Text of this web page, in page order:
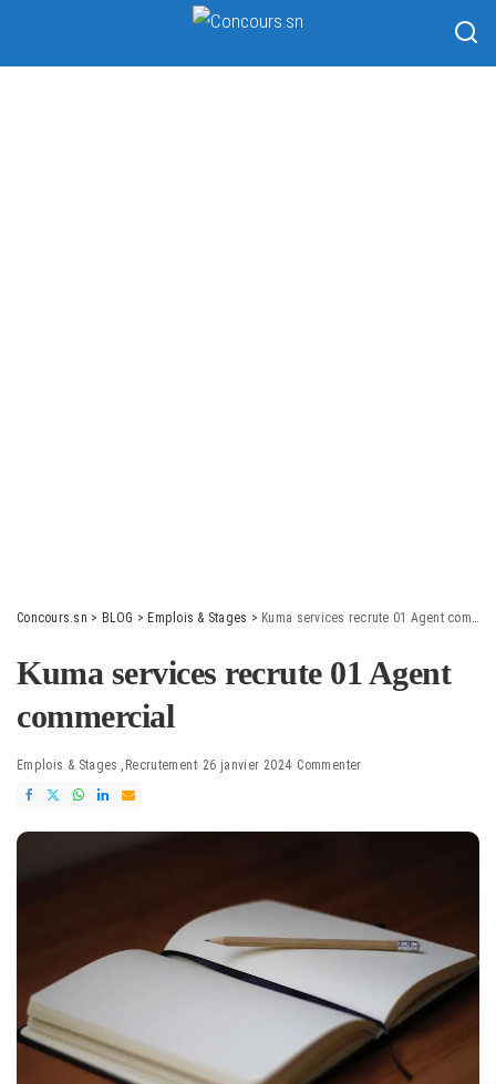
Concours.sn > BLOG > Emplois & Stages > Kuma services recrute 01 Agent commercial
Kuma services recrute 01 Agent
commercial
Emplois & Stages Recrutement 26 janvier 2024 Commenter